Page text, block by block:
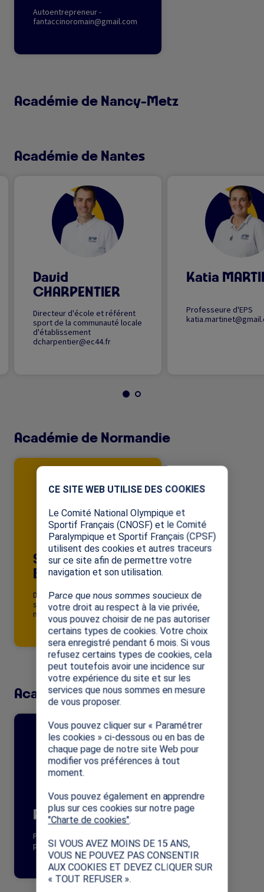
Autoentrepreneur -
fantaccinoromain@gmail.com
Académie de Nancy-Metz
Académie de Nantes
Image
David
CHARPENTIER
Directeur d'école et référent
sport de la communauté locale
d'établissement
dcharpentier@ec44.fr
Image
Katia
Professeure d'EPS
Académie de Normandie
Stéphanie
BROUCH
Directrice d'école primaire
stephanie.benoit@ac-
normandie.fr
Académie de Paris
Image
Paul CHEVALIER
Parent d'élève
paulucm@yahoo.fr
CE SITE WEB UTILISE DES COOKIES
Le Comité National Olympique et
Sportif Français (CNOSF) et le Comité
Paralympique et Sportif Français (CPSF)
utilisent des cookies et autres traceurs
sur ce site afin de permettre votre
navigation et son utilisation.
Parce que nous sommes soucieux de
votre droit au respect à la vie privée,
vous pouvez choisir de ne pas autoriser
certains types de cookies. Votre choix
sera enregistré pendant 6 mois. Si vous
refusez certains types de cookies, cela
peut toutefois avoir une incidence sur
votre expérience du site et sur les
services que nous sommes en mesure
de vous proposer.
Vous pouvez cliquer sur « Paramétrer
les cookies » ci-dessous ou en bas de
chaque page de notre site Web pour
modifier vos préférences à tout
moment.
Vous pouvez également en apprendre
plus sur ces cookies sur notre page
"Charte de cookies".
SI VOUS AVEZ MOINS DE 15 ANS,
VOUS NE POUVEZ PAS CONSENTIR
AUX COOKIES ET DEVEZ CLIQUER SUR
« TOUT REFUSER ».